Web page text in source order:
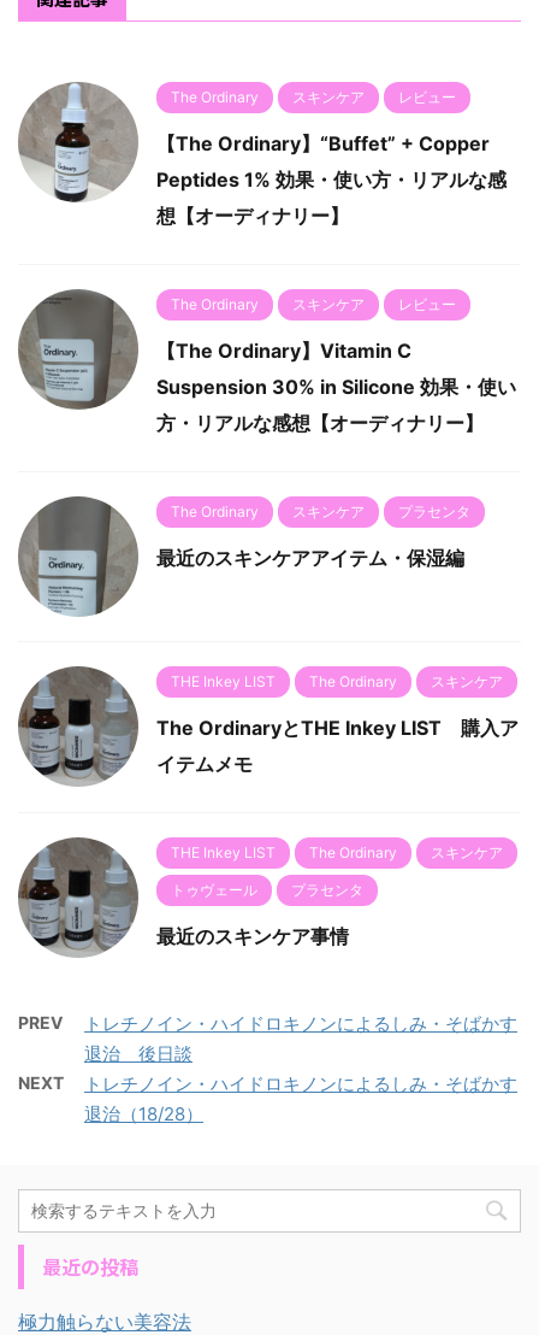
The Ordinary スキンケア レビュー
【The Ordinary】“Buffet” + Copper
Peptides 1% 効果・使い方・リアルな感
想【オーディナリー】
The Ordinary スキンケア レビュー
【The Ordinary】Vitamin C
Suspension 30% in Silicone 効果・使い
方・リアルな感想【オーディナリー】
The Ordinary スキンケア プラセンタ
最近のスキンケアアイテム・保湿編
THE Inkey LIST The Ordinary スキンケア
The OrdinaryとTHE Inkey LIST 購入ア
イテムメモ
THE Inkey LIST The Ordinary スキンケア
トゥヴェール プラセンタ
最近のスキンケア事情
PREV
トレチノイン・ハイドロキノンによるしみ・そばかす
退治 後日談
NEXT
トレチノイン・ハイドロキノンによるしみ・そばかす
退治（18/28）
最近の投稿
極力触らない美容法